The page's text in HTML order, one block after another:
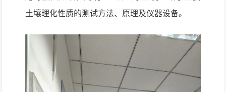
土壤理化性质的测试方法、原理及仪器设备。